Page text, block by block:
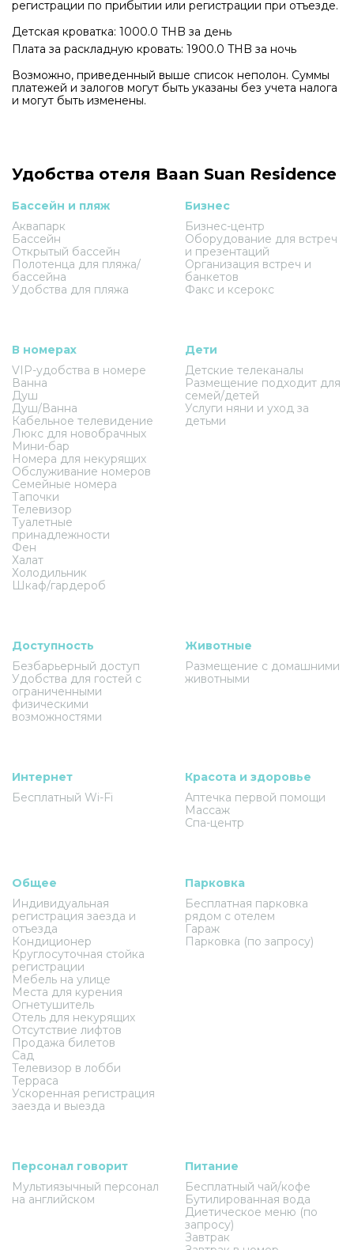
регистрации по прибытии или регистрации при отъезде.
Детская кроватка: 1000.0 THB за день
Плата за раскладную кровать: 1900.0 THB за ночь
Возможно, приведенный выше список неполон. Суммы
платежей и залогов могут быть указаны без учета налога
и могут быть изменены.
Удобства отеля Baan Suan Residence
Бассейн и пляж
Аквапарк
Бассейн
Открытый бассейн
Полотенца для пляжа/
бассейна
Удобства для пляжа
Бизнес
Бизнес-центр
Оборудование для встреч
и презентаций
Организация встреч и
банкетов
Факс и ксерокс
В номерах
VIP-удобства в номере
Ванна
Душ
Душ/Ванна
Кабельное телевидение
Люкс для новобрачных
Мини-бар
Номера для некурящих
Обслуживание номеров
Семейные номера
Тапочки
Телевизор
Туалетные
принадлежности
Фен
Халат
Холодильник
Шкаф/гардероб
Дети
Детские телеканалы
Размещение подходит для
семей/детей
Услуги няни и уход за
детьми
Доступность
Безбарьерный доступ
Удобства для гостей с
ограниченными
физическими
возможностями
Животные
Размещение с домашними
животными
Интернет
Бесплатный Wi-Fi
Красота и здоровье
Аптечка первой помощи
Массаж
Спа-центр
Общее
Индивидуальная
регистрация заезда и
отъезда
Кондиционер
Круглосуточная стойка
регистрации
Мебель на улице
Места для курения
Огнетушитель
Отель для некурящих
Отсутствие лифтов
Продажа билетов
Сад
Телевизор в лобби
Терраса
Ускоренная регистрация
заезда и выезда
Парковка
Бесплатная парковка
рядом с отелем
Гараж
Парковка (по запросу)
Персонал говорит
Мультиязычный персонал
на английском
Питание
Бесплатный чай/кофе
Бутилированная вода
Диетическое меню (по
запросу)
Завтрак